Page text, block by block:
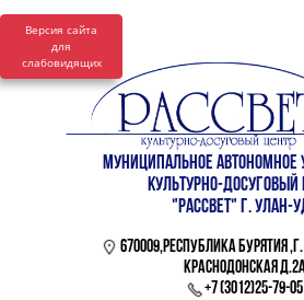
Версия сайта
для
слабовидящих
МУНИЦИПАЛЬНОЕ АВТОНОМНОЕ
КУЛЬТУРНО-ДОСУГОВЫЙ
"РАССВЕТ" Г. УЛАН-
670009,Республика Бурятия
Краснодонская
+7 (3012)2​5-79-05